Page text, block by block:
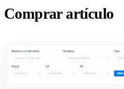
Comprar artículo